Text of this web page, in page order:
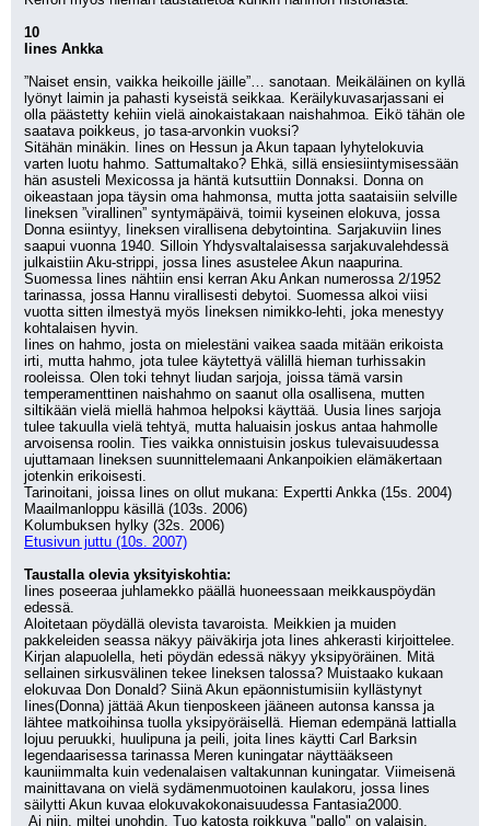
10
Iines Ankka
”Naiset ensin, vaikka heikoille jäille”… sanotaan. Meikäläinen on kyllä
lyönyt laimin ja pahasti kyseistä seikkaa. Keräilykuvasarjassani ei
olla päästetty kehiin vielä ainokaistakaan naishahmoa. Eikö tähän ole
saatava poikkeus, jo tasa-arvonkin vuoksi?
Sitähän minäkin. Iines on Hessun ja Akun tapaan lyhytelokuvia
varten luotu hahmo. Sattumaltako? Ehkä, sillä ensiesiintymisessään
hän asusteli Mexicossa ja häntä kutsuttiin Donnaksi. Donna on
oikeastaan jopa täysin oma hahmonsa, mutta jotta saataisiin selville
Iineksen ”virallinen” syntymäpäivä, toimii kyseinen elokuva, jossa
Donna esiintyy, Iineksen virallisena debytointina. Sarjakuviin Iines
saapui vuonna 1940. Silloin Yhdysvaltalaisessa sarjakuvalehdessä
julkaistiin Aku-strippi, jossa Iines asustelee Akun naapurina.
Suomessa Iines nähtiin ensi kerran Aku Ankan numerossa 2/1952
tarinassa, jossa Hannu virallisesti debytoi. Suomessa alkoi viisi
vuotta sitten ilmestyä myös Iineksen nimikko-lehti, joka menestyy
kohtalaisen hyvin.
Iines on hahmo, josta on mielestäni vaikea saada mitään erikoista
irti, mutta hahmo, jota tulee käytettyä välillä hieman turhissakin
rooleissa. Olen toki tehnyt liudan sarjoja, joissa tämä varsin
temperamenttinen naishahmo on saanut olla osallisena, mutten
siltikään vielä miellä hahmoa helpoksi käyttää. Uusia Iines sarjoja
tulee takuulla vielä tehtyä, mutta haluaisin joskus antaa hahmolle
arvoisensa roolin. Ties vaikka onnistuisin joskus tulevaisuudessa
ujuttamaan Iineksen suunnittelemaani Ankanpoikien elämäkertaan
jotenkin erikoisesti.
Tarinoitani, joissa Iines on ollut mukana: Expertti Ankka (15s. 2004)
Maailmanloppu käsillä (103s. 2006)
Kolumbuksen hylky (32s. 2006)
Etusivun juttu (10s. 2007)
Taustalla olevia yksityiskohtia:
Iines poseeraa juhlamekko päällä huoneessaan meikkauspöydän
edessä.
Aloitetaan pöydällä olevista tavaroista. Meikkien ja muiden
pakkeleiden seassa näkyy päiväkirja jota Iines ahkerasti kirjoittelee.
Kirjan alapuolella, heti pöydän edessä näkyy yksipyöräinen. Mitä
sellainen sirkusvälinen tekee Iineksen talossa? Muistaako kukaan
elokuvaa Don Donald? Siinä Akun epäonnistumisiin kyllästynyt
Iines(Donna) jättää Akun tienposkeen jääneen autonsa kanssa ja
lähtee matkoihinsa tuolla yksipyöräisellä. Hieman edempänä lattialla
lojuu peruukki, huulipuna ja peili, joita Iines käytti Carl Barksin
legendaarisessa tarinassa Meren kuningatar näyttääkseen
kauniimmalta kuin vedenalaisen valtakunnan kuningatar. Viimeisenä
mainittavana on vielä sydämenmuotoinen kaulakoru, jossa Iines
säilytti Akun kuvaa elokuvakokonaisuudessa Fantasia2000.